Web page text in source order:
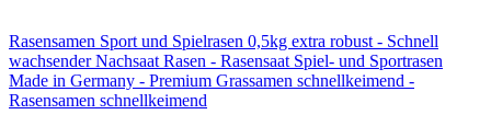
Rasensamen Sport und Spielrasen 0,5kg extra robust - Schnell
wachsender Nachsaat Rasen - Rasensaat Spiel- und Sportrasen
Made in Germany - Premium Grassamen schnellkeimend -
Rasensamen schnellkeimend